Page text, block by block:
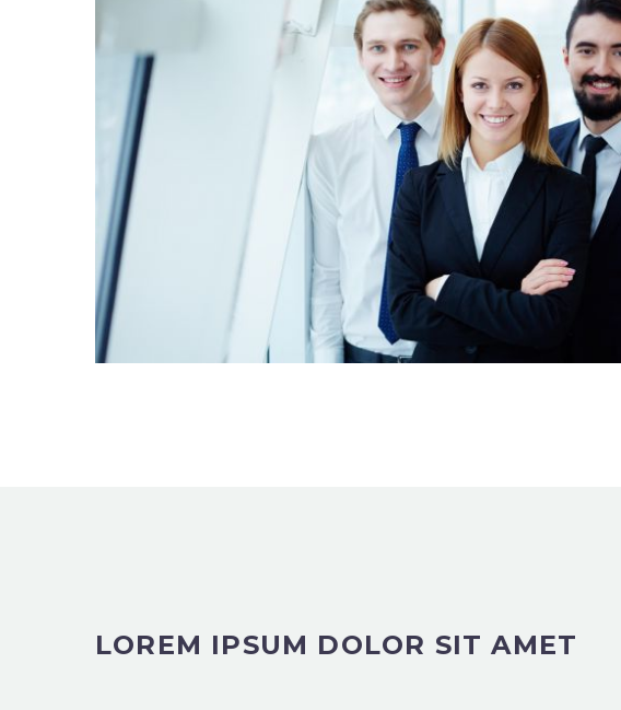
LOREM IPSUM DOLOR SIT AMET